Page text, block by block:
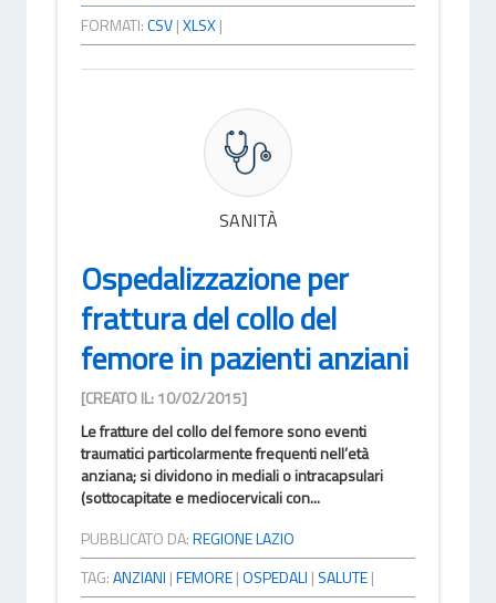
FORMATI:CSV|XLSX|
SANITÀ
Ospedalizzazione per
frattura del collo del
femore in pazienti anziani
[CREATO IL: 10/02/2015]
Le fratture del collo del femore sono eventi
traumatici particolarmente frequenti nell’età
anziana; si dividono in mediali o intracapsulari
(sottocapitate e mediocervicali con...
PUBBLICATO DA:REGIONE LAZIO
TAG:ANZIANI |FEMORE|OSPEDALI | SALUTE|